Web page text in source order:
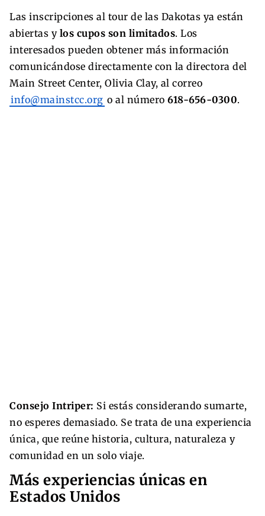
Las inscripciones al tour de las Dakotas ya están
abiertas y los cupos son limitados. Los
interesados pueden obtener más información
comunicándose directamente con la directora del
Main Street Center, Olivia Clay, al correo
info@mainstcc.org o al número 618-656-0300.
Consejo Intriper: Si estás considerando sumarte,
no esperes demasiado. Se trata de una experiencia
única, que reúne historia, cultura, naturaleza y
comunidad en un solo viaje.
Más experiencias únicas en
Estados Unidos